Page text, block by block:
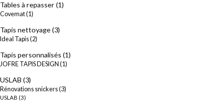
Tables à repasser (1)
Covemat(1)
Tapis nettoyage(3)
Ideal Tapis(2)
Tapis personnalisés (1)
JOFRE TAPIS DESIGN (1)
USLAB (3)
Rénovations snickers(3)
USLAB (3)